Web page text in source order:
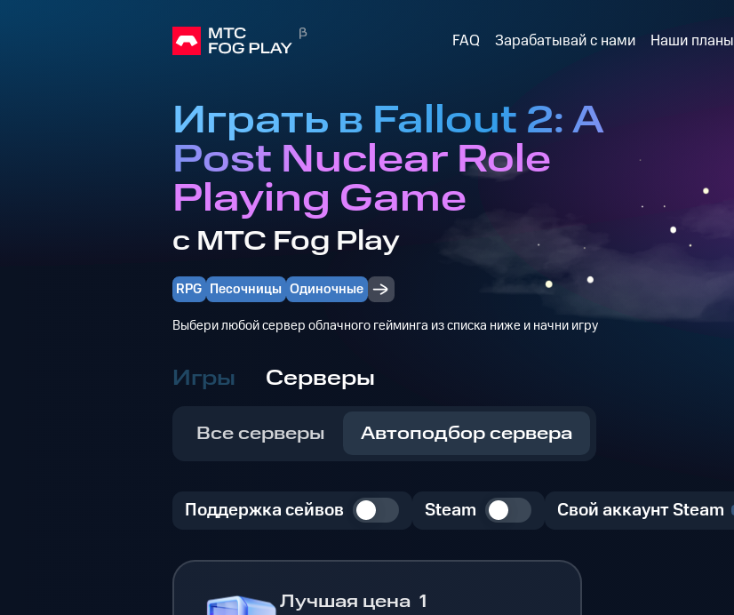
FAQ Зарабатывай с нами Наши планы
Играть в Fallout 2: A
Post Nuclear Role
Playing Game
с МТС Fog Play
RPG Песочницы Одиночные
Выбери любой сервер облачного гейминга из списка ниже и начни игру
Игры Серверы
Все серверы Автоподбор сервера
Поддержка сейвов Steam Свой аккаунт Steam
Лучшая цена 1